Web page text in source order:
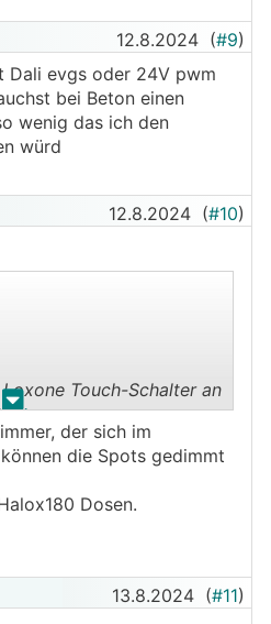
12.8.2024 (#9)
Dali evgs oder 24V pwm
bei Beton einen
wenig das ich den
würd
12.8.2024 (#10)
.
Touch-Schalter an
Loxone aus, aber der
eigentliche Dimmer.
Decken?
der sich im
die Spots gedimmt
Dosen.
13.8.2024 (#11)